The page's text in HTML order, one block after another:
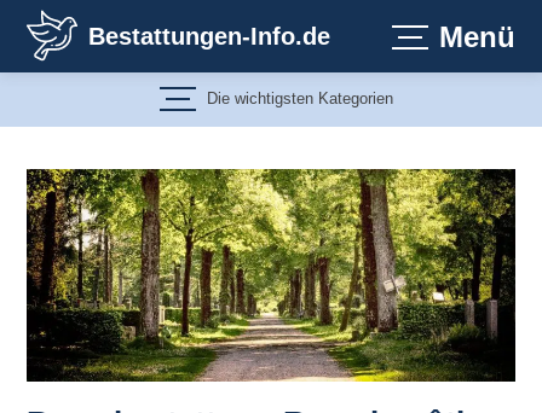
Inhalt
springen
Bestattungen-Info.de Menü
Die wichtigsten Kategorien